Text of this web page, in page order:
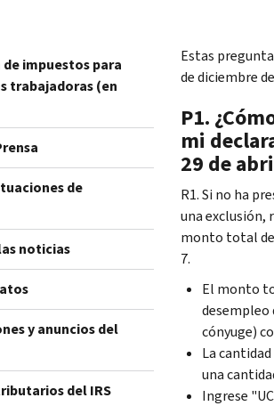
de impuestos para
trabajadoras (en
de
noticias
y anuncios del
del IRS
Estas
de diciembre
P1.
mi
29 de
R1. Si no ha
una exclusión,
monto total de
7.
El monto
desempleo
cónyuge)
La
una
Ingrese